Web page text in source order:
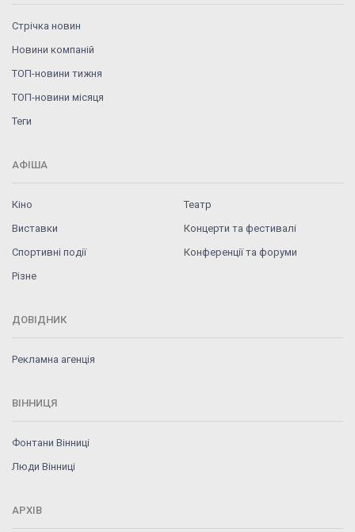
Стрічка новин
Новини компаній
ТОП-новини тижня
ТОП-новини місяця
Теги
АФІША
Кіно
Театр
Виставки
Концерти та фестивалі
Спортивні події
Конференції та форуми
Різне
ДОВІДНИК
Рекламна агенція
ВІННИЦЯ
Фонтани Вінниці
Люди Вінниці
АРХІВ